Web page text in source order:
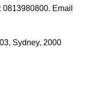
Email
Sydney, 2000